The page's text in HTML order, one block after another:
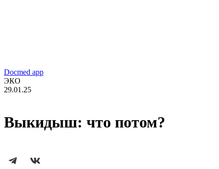
Docmed app
ЭКО
29.01.25
Выкидыш: что потом?